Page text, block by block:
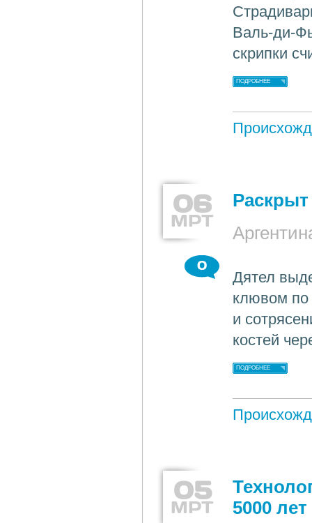
Валь-ди-
скрипки
ПОДРОБНЕЕ
06
МРТ
0
Дятел
клювом по
и
костей
ПОДРОБНЕЕ
05
МРТ
5000 лет